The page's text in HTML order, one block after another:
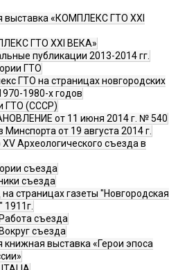
выставка «КОМПЛЕКС ГТО XXI
ГТО XXI ВЕКА»
публикации 2013-2014 гг.
ГТО
ГТО на страницах новгородских
1980-х годов
ГТО (СССР)
от 11 июня 2014 г. № 540
Минспорта от 19 августа 2014 г.
Археологического съезда в
съезда
съезда
страницах газеты "Новгородская
1911г.
Работа съезда
Вокруг съезда
книжная выставка «Герои эпоса